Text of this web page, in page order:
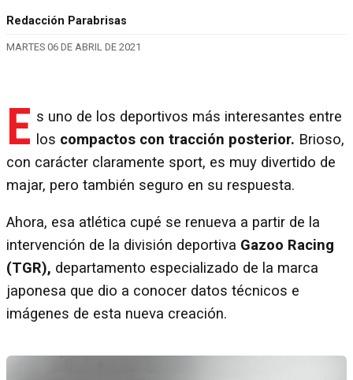
Redacción Parabrisas
MARTES 06 DE ABRIL DE 2021
E s uno de los deportivos más interesantes entre
los compactos con tracción posterior. Brioso,
con carácter claramente sport, es muy divertido de
majar, pero también seguro en su respuesta.
Ahora, esa atlética cupé se renueva a partir de la
intervención de la división deportiva Gazoo Racing
(TGR), departamento especializado de la marca
japonesa que dio a conocer datos técnicos e
imágenes de esta nueva creación.